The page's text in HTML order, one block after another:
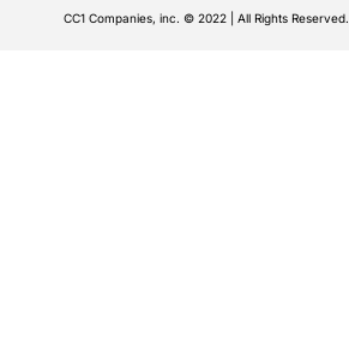
CC1 Companies, inc. © 2022 | All Rights Reserved.